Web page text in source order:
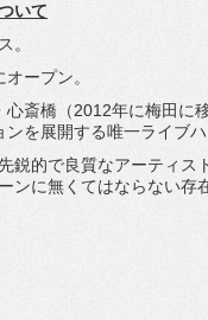
いて
。
ープン。
心斎橋（2012年に梅田に
ンを展開する唯一ライブハ
鋭的で良質なアーティス
ンに無くてはならない存